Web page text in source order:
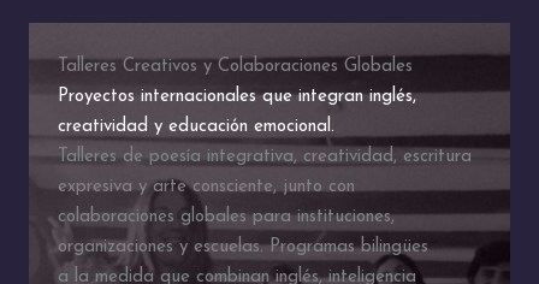
Talleres Creativos y Colaboraciones Globales
Proyectos internacionales que integran inglés,
creatividad y educación emocional.
Talleres de poesía integrativa, creatividad, escritura
expresiva y arte consciente, junto con
colaboraciones globales para instituciones,
organizaciones y escuelas. Programas bilingües
a la medida que combinan inglés, inteligencia